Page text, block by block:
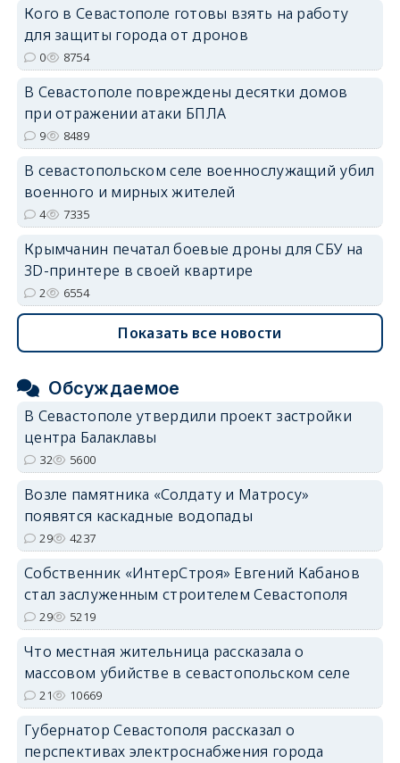
Кого в Севастополе готовы взять на работу
для защиты города от дронов
0 8754
В Севастополе повреждены десятки домов
при отражении атаки БПЛА
9 8489
В севастопольском селе военнослужащий убил
военного и мирных жителей
4 7335
Крымчанин печатал боевые дроны для СБУ на
3D-принтере в своей квартире
2 6554
Показать все новости
Обсуждаемое
В Севастополе утвердили проект застройки
центра Балаклавы
32 5600
Возле памятника «Солдату и Матросу»
появятся каскадные водопады
29 4237
Собственник «ИнтерСтроя» Евгений Кабанов
стал заслуженным строителем Севастополя
29 5219
Что местная жительница рассказала о
массовом убийстве в севастопольском селе
21 10669
Губернатор Севастополя рассказал о
перспективах электроснабжения города